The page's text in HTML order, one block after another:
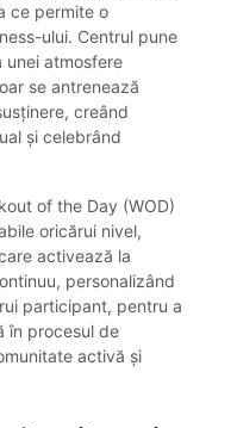
ce permite o
ului. Centrul pune
unei atmosfere
se antrenează
creând
și celebrând
of the Day (WOD)
oricărui nivel,
activează la
personalizând
participant, pentru a
în procesul de
activă și